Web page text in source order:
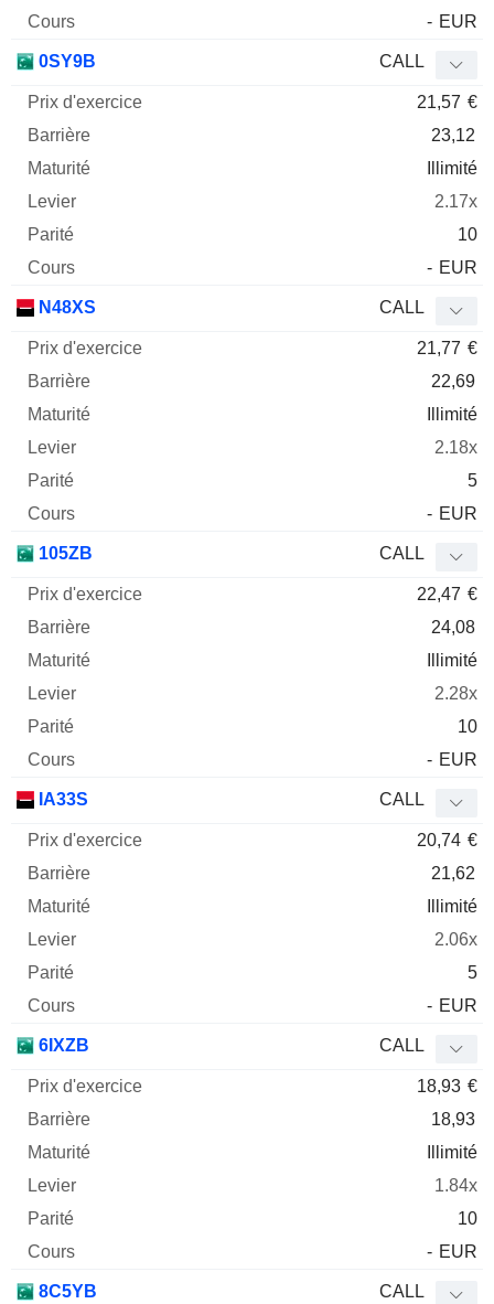
- EUR
0SY9B CALL
21,57 €
23,12
Illimité
2.17x
10
- EUR
N48XS CALL
21,77 €
22,69
Illimité
2.18x
5
- EUR
105ZB CALL
22,47 €
24,08
Illimité
2.28x
10
- EUR
IA33S CALL
20,74 €
21,62
Illimité
2.06x
5
- EUR
6IXZB CALL
18,93 €
18,93
Illimité
1.84x
10
- EUR
8C5YB CALL